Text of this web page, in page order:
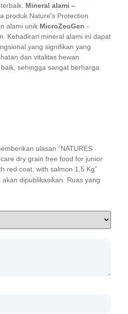
Mineral alami –
produk Nature's Protection
alami unik MicroZeoGen -
Kehadiran mineral alami ini dapat
yang signifikan yang
dan vitalitas hewan
sehingga sangat berharga.
ulasan “NATURES
dry grain free food for junior
red coat, with salmon 1,5 Kg”
dipublikasikan.
Ruas yang